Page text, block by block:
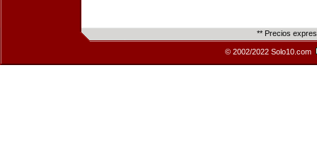
** Precios
© 2002/2022 Solo10.com